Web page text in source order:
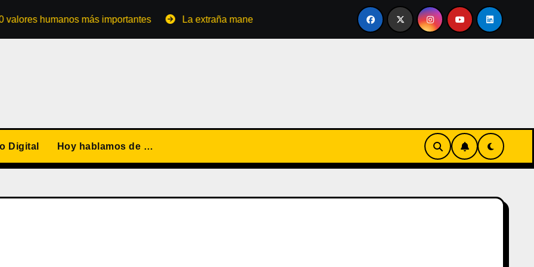
humanos más importantes La extraña manera de convertirse en familia El primer tour de la India Chiquitina
Digital Hoy hablamos de …